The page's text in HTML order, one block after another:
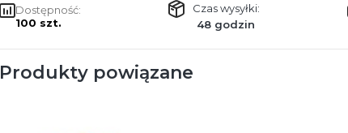
Dostępność:
100 szt.
Czas wysyłki:
48 godzin
Produkty powiązane